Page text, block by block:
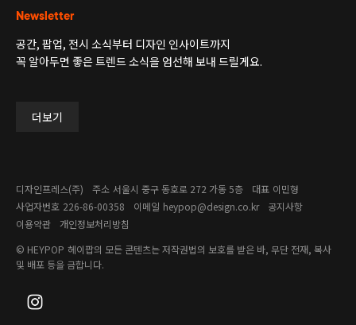
Newsletter
공간, 팝업, 전시 소식부터 디자인 인사이트까지
꼭 알아두면 좋은 트렌드 소식을 엄선해 보내 드릴게요.
더보기
디자인프레스(주) 주소 서울시 중구 동호로 272 가동 5층 대표 이민형
사업자번호 226-86-00358​ 이메일 heypop@design.co.kr
공지사항
이용약관
개인정보처리방침
© HEYPOP 헤이팝의 모든 콘텐츠는 저작권법의 보호를 받은 바, 무단 전재, 복사
및 배포 등을 금합니다.